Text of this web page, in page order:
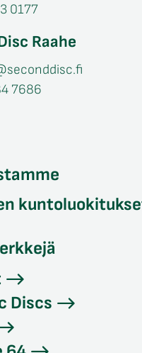
0177
Raahe
7686
Discs